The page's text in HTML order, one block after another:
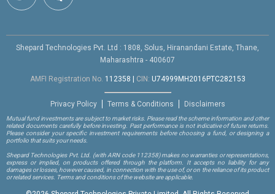
Shepard Technologies Pvt. Ltd : 1808, Solus, Hiranandani Estate, Thane,
Maharashtra - 400607
AMFI Registration No. 112358 CIN: U74999MH2016PTC282153
Privacy Policy Terms & Conditions Disclaimers
Mutual fund investments are subject to market risks. Please read the scheme information and other
related documents carefully before investing. Past performance is not indicative of future returns.
Please consider your specific investment requirements before choosing a fund, or designing a
portfolio that suits your needs.
Shepard Technologies Pvt. Ltd. (with ARN code 112358)makes no warranties or representations,
express or implied, on products offered through the platform. It accepts no liability for any
damages or losses, however caused, in connection with the use of, or on the reliance of its product
or related services. Terms and conditions of the website are applicable.